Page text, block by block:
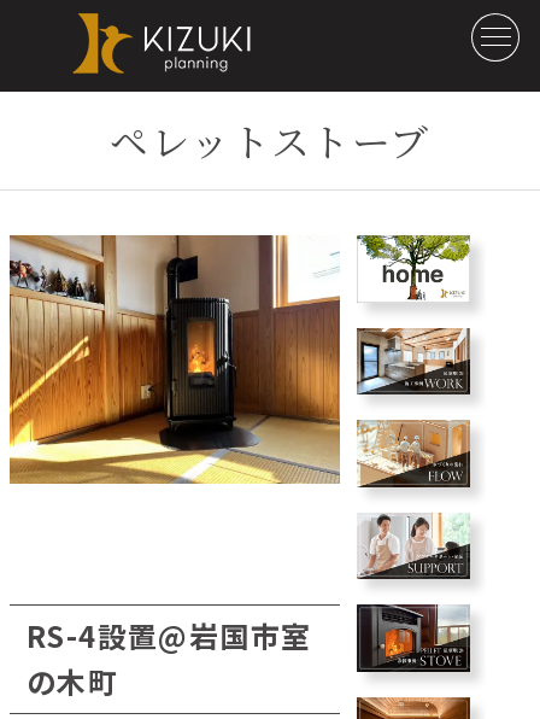
ペレットストーブ
RS-4設置@岩国市室
の木町